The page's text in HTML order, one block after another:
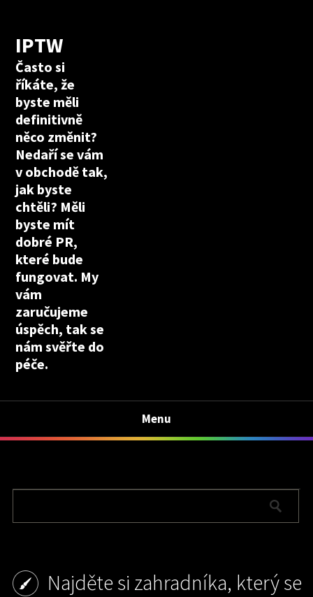
IPTW
Často si
říkáte, že
byste měli
definitivně
něco změnit?
Nedaří se vám
v obchodě tak,
jak byste
chtěli? Měli
byste mít
dobré PR,
které bude
fungovat. My
vám
zaručujeme
úspěch, tak se
nám svěřte do
péče.
Menu
Najděte si zahradníka, který se